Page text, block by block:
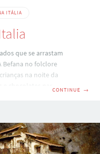
ITÁLIA
que se arrastam
Befana no folclore
na noite da
eram os reis
CONTINUE →